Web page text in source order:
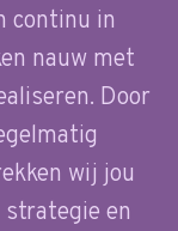
continu in
nauw met
Door
wij jou
en